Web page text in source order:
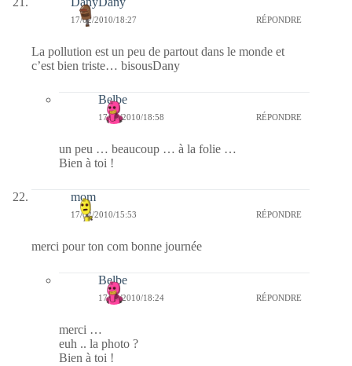
17/02/2010/18:27 RÉPONDRE
La pollution est un peu de partout dans le monde et
c’est bien triste… bisousDany
Belbe
17/02/2010/18:58 RÉPONDRE
un peu … beaucoup … à la folie …
Bien à toi !
mom
17/02/2010/15:53 RÉPONDRE
merci pour ton com bonne journée
Belbe
17/02/2010/18:24 RÉPONDRE
merci …
euh .. la photo ?
Bien à toi !